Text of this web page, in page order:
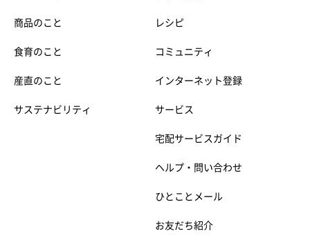
商品のこと
食育のこと
産直のこと
サステナビリティ
レシピ
コミュニティ
インターネット登録
サービス
宅配サービスガイド
ヘルプ・問い合わせ
ひとことメール
お友だち紹介